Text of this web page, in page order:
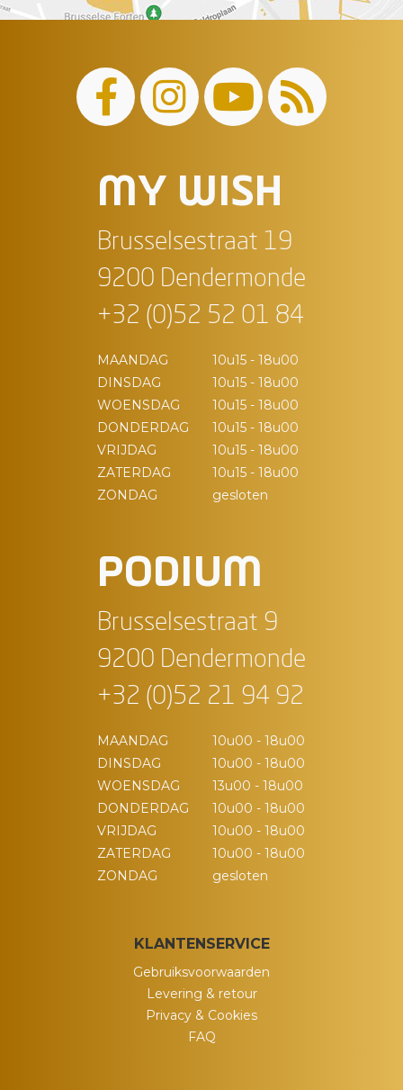
MY WISH
Brusselsestraat 19
9200 Dendermonde
+32 (0)52 52 01 84
MAANDAG
10u15 - 18u00
DINSDAG
10u15 - 18u00
WOENSDAG
10u15 - 18u00
DONDERDAG
10u15 - 18u00
VRIJDAG
10u15 - 18u00
ZATERDAG
10u15 - 18u00
ZONDAG
gesloten
PODIUM
Brusselsestraat 9
9200 Dendermonde
+32 (0)52 21 94 92
MAANDAG
10u00 - 18u00
DINSDAG
10u00 - 18u00
WOENSDAG
13u00 - 18u00
DONDERDAG
10u00 - 18u00
VRIJDAG
10u00 - 18u00
ZATERDAG
10u00 - 18u00
ZONDAG
gesloten
KLANTENSERVICE
Gebruiksvoorwaarden
Levering & retour
Privacy & Cookies
FAQ